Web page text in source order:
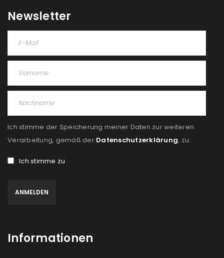
Newsletter
Ich stimme der Speicherung meiner Daten zur weiteren
Verarbeitung, gemäß der Datenschutzerklärung, zu:
Ich stimme zu
Informationen